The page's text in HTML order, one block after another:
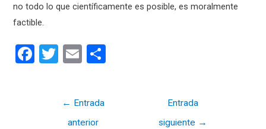
no todo lo que científicamente es posible, es moralmente
factible.
F
T
er
E
Navegación
← Entrada
anterior
Entrada
siguiente →